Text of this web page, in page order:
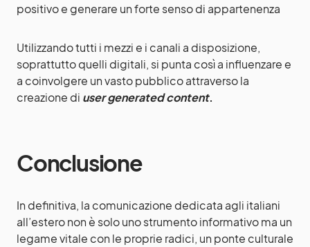
positivo e generare un forte senso di appartenenza
Utilizzando tutti i mezzi e i canali a disposizione,
soprattutto quelli digitali, si punta così a influenzare e
a coinvolgere un vasto pubblico attraverso la
creazione di user generated content.
Conclusione
In definitiva, la comunicazione dedicata agli italiani
all’estero non è solo uno strumento informativo ma un
legame vitale con le proprie radici, un ponte culturale